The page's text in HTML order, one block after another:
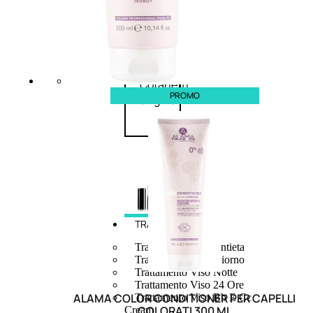
speciali
Solvente
Trattamenti
Cofanetti
unghie
TRATTAMENTI
Trattamento Viso Antieta
Trattamento Viso Giorno
Trattamento Viso Notte
Trattamento Viso 24 Ore
Trattamento Viso Bb E Cc
Cream
PROMO
ALAMA COLOR CONDITIONER PER CAPELLI